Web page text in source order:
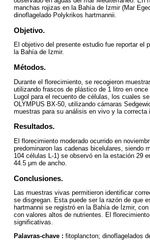
manchas rojizas en la Bahía de Izmir (Mar
dinoflagelado Polykrikos hartmannii.
Objetivo.
El objetivo del presente estudio fue reportar el
la Bahía de Izmir.
Métodos.
Durante el florecimiento, se recogieron
utilizando frascos de plástico de 1 litro en
Lugol para el recuento de células, los cuales
OLYMPUS BX-50, utilizando cámaras
muestras para su análisis en vivo y la correcta
Resultados.
El florecimiento moderado ocurrido en
predominaron las cadenas bicelulares, siendo
104 células L-1) se observó en la estación 29
44.5 μm de ancho.
Conclusiones.
Las muestras vivas permitieron identificar
se disgregan. Esta puede ser la razón de que
hartmannii se registró en la Bahía de İzmir,
con valores altos de nutrientes. El
significativas.
Palavras-chave : fitoplancton; dinoflagelados